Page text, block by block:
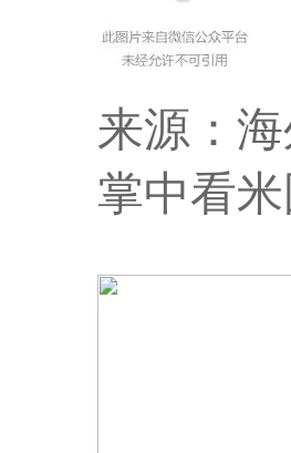
来源：
掌中看